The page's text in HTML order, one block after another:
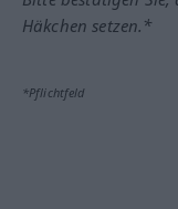
Häkchen setzen.*
*Pflichtfeld